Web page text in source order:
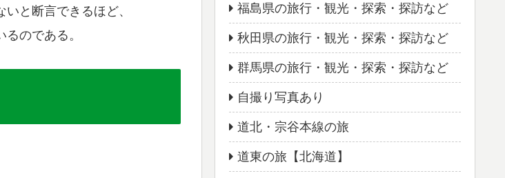
と断言できるほど、
のである。
福島県の旅行・観光・探索・探訪など
秋田県の旅行・観光・探索・探訪など
群馬県の旅行・観光・探索・探訪など
自撮り写真あり
道北・宗谷本線の旅
道東の旅【北海道】